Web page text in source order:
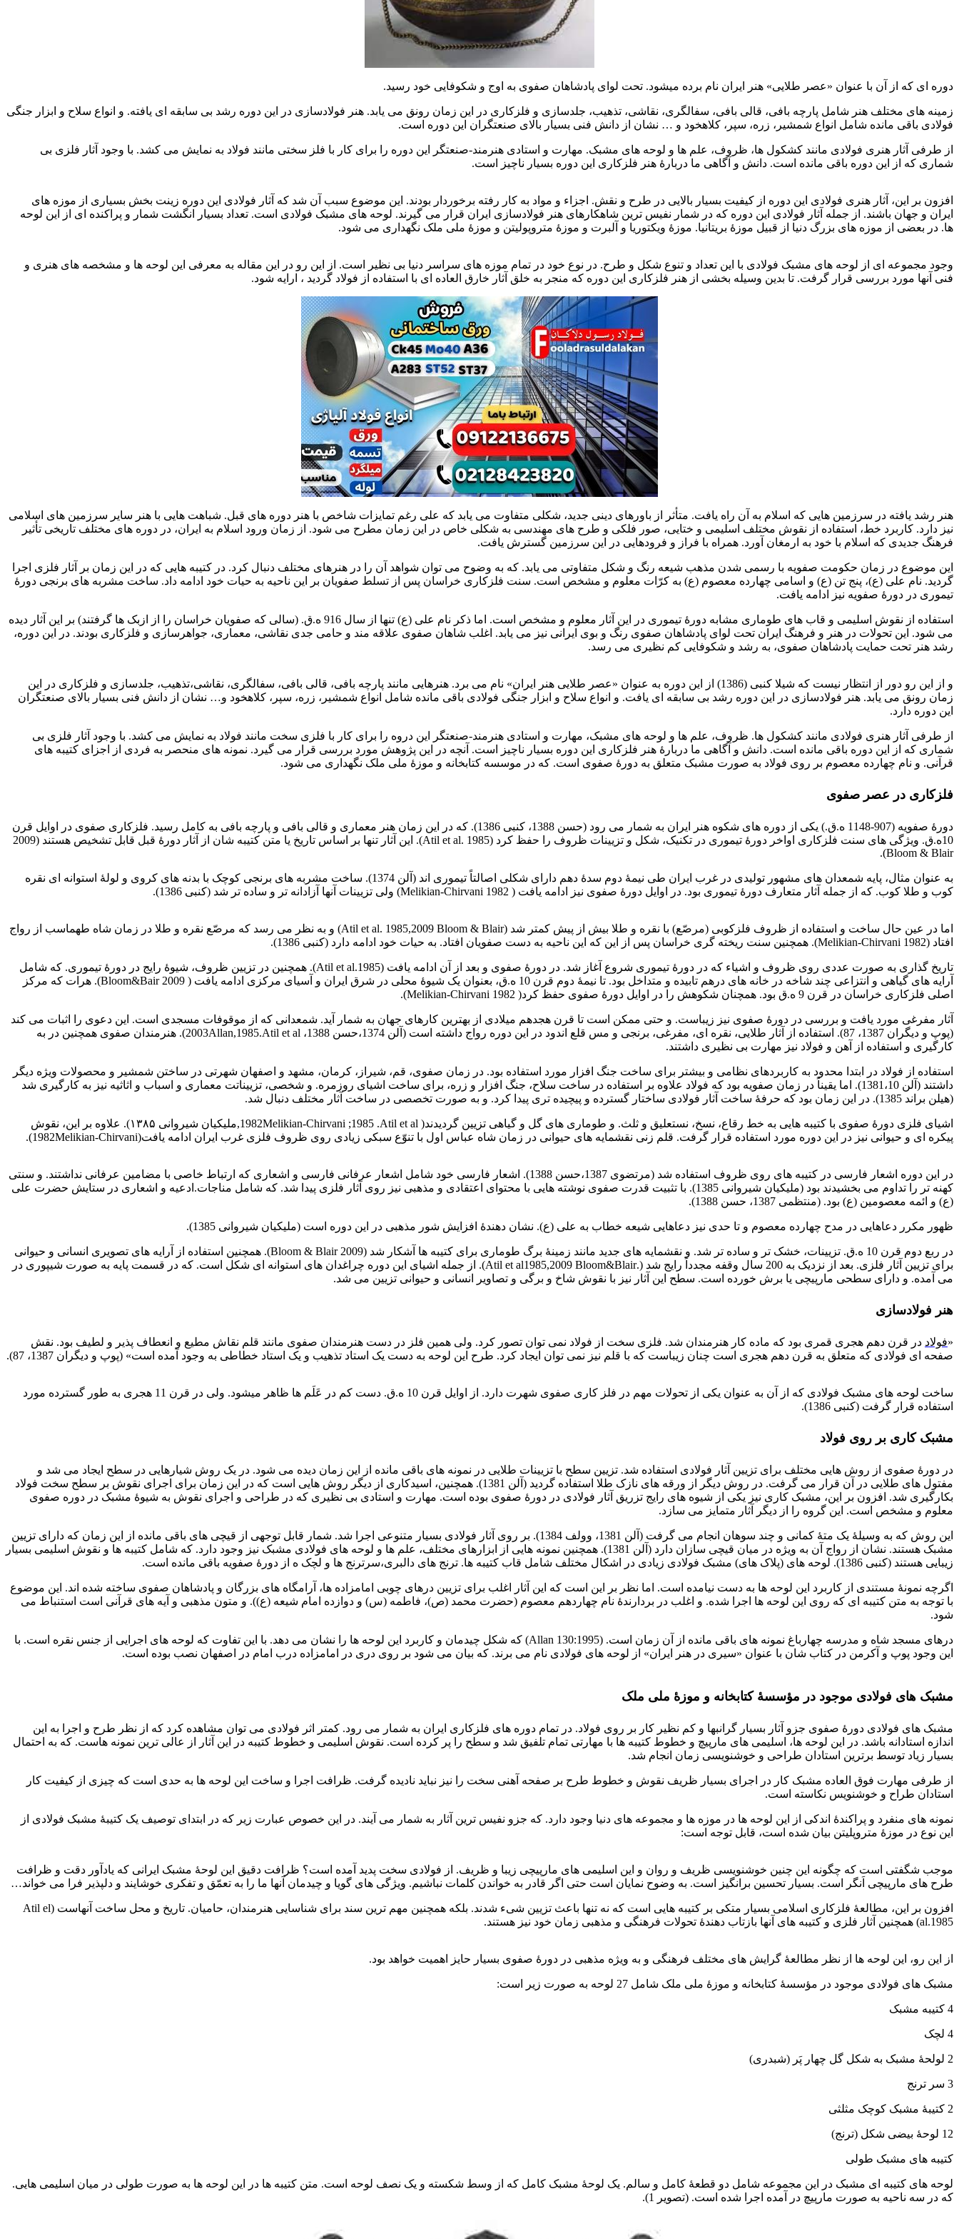
دوره ای که از آن با عنوان «عصر طلایی» هنر ایران نام برده میشود. تحت لوای پادشاهان صفوی به اوج و شکوفایی خود رسید.
زمینه های مختلف هنر شامل پارچه بافی، قالی بافی، سفالگری، نقاشی، تذهیب، جلدسازی و فلزکاری در این زمان رونق می یابد. هنر فولادسازی در این دوره رشد بی سابقه ای یافته. و انواع سلاح و ابزار جنگی
فولادی باقی مانده شامل انواع شمشیر، زره، سپر، کلاهخود و … نشان از دانش فنی بسیار بالای صنعتگران این دوره است.
از طرفی آثار هنری فولادی مانند کشکول ها، ظروف، علم ها و لوحه های مشبک. مهارت و استادی هنرمند-صنعتگر این دوره را برای کار با فلز سختی مانند فولاد به نمایش می کشد. با وجود آثار فلزی بی
شماری که از این دوره باقی مانده است. دانش و آگاهی ما دربارۀ هنر فلزکاری این دوره بسیار ناچیز است.
افزون بر این، آثار هنری فولادی این دوره از کیفیت بسیار بالایی در طرح و نقش. اجزاء و مواد به کار رفته برخوردار بودند. این موضوع سبب آن شد که آثار فولادی این دوره زینت بخش بسیاری از موزه های
ایران و جهان باشند. از جمله آثار فولادی این دوره که در شمار نفیس ترین شاهکارهای هنر فولادسازی ایران قرار می گیرند. لوحه های مشبک فولادی است. تعداد بسیار انگشت شمار و پراکنده ای از این لوحه
ها. در بعضی از موزه های بزرگ دنیا از قبیل موزۀ بریتانیا. موزۀ ویکتوریا و آلبرت و موزۀ متروپولیتن و موزۀ ملی ملک نگهداری می شود.
وجود مجموعه ای از لوحه های مشبک فولادی با این تعداد و تنوع شکل و طرح. در نوع خود در تمام موزه های سراسر دنیا بی نظیر است. از این رو در این مقاله به معرفی این لوحه ها و مشخصه های هنری و
فنی آنها مورد بررسی قرار گرفت. تا بدین وسیله بخشی از هنر فلزکاری این دوره که منجر به خلق آثار خارق العاده ای با استفاده از فولاد گردید ، ارایه شود.
هنر رشد یافته در سرزمین هایی که اسلام به آن راه یافت. متأثر از باورهای دینی جدید، شکلی متفاوت می یابد که علی رغم تمایزات شاخص با هنر دوره های قبل. شباهت هایی با هنر سایر سرزمین های اسلامی
نیز دارد. کاربرد خط، استفاده از نقوش مختلف اسلیمی و ختایی، صور فلکی و طرح های مهندسی به شکلی خاص در این زمان مطرح می شود. از زمان ورود اسلام به ایران، در دوره های مختلف تاریخی تأثیر
فرهنگ جدیدی که اسلام با خود به ارمغان آورد. همراه با فراز و فرودهایی در این سرزمین گسترش یافت.
این موضوع در زمان حکومت صفویه با رسمی شدن مذهب شیعه رنگ و شکل متفاوتی می یابد. که به وضوح می توان شواهد آن را در هنرهای مختلف دنبال کرد. در کتیبه هایی که در این زمان بر آثار فلزی اجرا
گردید. نام علی (ع)، پنج تن (ع) و اسامی چهارده معصوم (ع) به کرّات معلوم و مشخص است. سنت فلزکاری خراسان پس از تسلط صفویان بر این ناحیه به حیات خود ادامه داد. ساخت مشربه های برنجی دورۀ
تیموری در دورۀ صفویه نیز ادامه یافت.
استفاده از نقوش اسلیمی و قاب های طوماری مشابه دورۀ تیموری در این آثار معلوم و مشخص است. اما ذکر نام علی (ع) تنها از سال 916 ه.ق. (سالی که صفویان خراسان را از ازبک ها گرفتند) بر این آثار دیده
می شود. این تحولات در هنر و فرهنگ ایران تحت لوای پادشاهان صفوی رنگ و بوی ایرانی نیز می یابد. اغلب شاهان صفوی علاقه مند و حامی جدی نقاشی، معماری، جواهرسازی و فلزکاری بودند. در این دوره،
رشد هنر تحت حمایت پادشاهان صفوی، به رشد و شکوفایی کم نظیری می رسد.
و از این رو دور از انتظار نیست که شیلا کنبی (1386) از این دوره به عنوان «عصر طلایی هنر ایران» نام می برد. هنرهایی مانند پارچه بافی، قالی بافی، سفالگری، نقاشی،تذهیب، جلدسازی و فلزکاری در این
زمان رونق می یابد. هنر فولادسازی در این دوره رشد بی سابقه ای یافت. و انواع سلاح و ابزار جنگی فولادی باقی مانده شامل انواع شمشیر، زره، سپر، کلاهخود و… نشان از دانش فنی بسیار بالای صنعتگران
این دوره دارد.
از طرفی آثار هنری فولادی مانند کشکول ها. ظروف، علم ها و لوحه های مشبک، مهارت و استادی هنرمند-صنعتگر این دروه را برای کار با فلزی سخت مانند فولاد به نمایش می کشد. با وجود آثار فلزی بی
شماری که از این دوره باقی مانده است. دانش و آگاهی ما دربارۀ هنر فلزکاری این دوره بسیار ناچیز است. آنچه در این پژوهش مورد بررسی قرار می گیرد. نمونه های منحصر به فردی از اجزای کتیبه های
قرآنی. و نام چهارده معصوم بر روی فولاد به صورت مشبک متعلق به دورۀ صفوی است. که در موسسه کتابخانه و موزۀ ملی ملک نگهداری می شود.
فلزکاری در عصر صفوی
دورۀ صفویه (907-1148 ه.ق.) یکی از دوره های شکوه هنر ایران به شمار می رود (حسن 1388، کنبی 1386). که در این زمان هنر معماری و قالی بافی و پارچه بافی به کامل رسید. فلزکاری صفوی در اوایل قرن
10ه.ق. ویژگی های سنت فلزکاری اواخر دورۀ تیموری در تکنیک، شکل و تزیینات ظروف را حفظ کرد (Atil et al. 1985). این آثار تنها بر اساس تاریخ یا متن کتیبه شان از آثار دورۀ قبل قابل تشخیص هستند (2009
Bloom & Blair).
به عنوان مثال، پایه شمعدان های مشهور تولیدی در غرب ایران طی نیمۀ دوم سدۀ دهم دارای شکلی اصالتاً تیموری اند (آلن 1374). ساخت مشربه های برنجی کوچک با بدنه های کروی و لولۀ استوانه ای نقره
کوب و طلا کوب. که از جمله آثار متعارف دورۀ تیموری بود. در اوایل دورۀ صفوی نیز ادامه یافت ( 1982 Melikian-Chirvani) ولی تزیینات آنها آزادانه تر و ساده تر شد (کنبی 1386).
اما در عین حال ساخت و استفاده از ظروف فلزکوبی (مرصّع) با نقره و طلا بیش از پیش کمتر شد (Atil et al. 1985,2009 Bloom & Blair) و به نظر می رسد که مرصّع نقره و طلا در زمان شاه طهماسب از رواج
افتاد (1982 Melikian-Chirvani). همچنین سنت ریخته گری خراسان پس از این که این ناحیه به دست صفویان افتاد. به حیات خود ادامه دارد (کنبی 1386).
تاریخ گذاری به صورت عددی روی ظروف و اشیاء که در دورۀ تیموری شروع آغاز شد. در دورۀ صفوی و بعد از آن ادامه یافت (1985.Atil et al). همچنین در تزیین ظروف، شیوۀ رایج در دورۀ تیموری. که شامل
آرایه های گیاهی و انتزاعی چند شاخه در خانه های درهم تابیده و متداخل بود. تا نیمۀ دوم قرن 10 ه.ق، بعنوان یک شیوۀ محلی در شرق ایران و آسیای مرکزی ادامه یافت ( Bloom&Bair 2009). هرات که مرکز
اصلی فلزکاری خراسان در قرن 9 ه.ق بود. همچنان شکوهش را در اوایل دورۀ صفوی حفظ کرد( 1982 Melikian-Chirvani).
آثار مفرغی مورد یافت و بررسی در دورۀ صفوی نیز زیباست. و حتی ممکن است تا قرن هجدهم میلادی از بهترین کارهای جهان به شمار آید. شمعدانی که از موقوفات مسجدی است. این دعوی را اثبات می کند
(پوپ و دیگران 1387، 87). استفاده از آثار طلایی، نقره ای، مفرغی، برنجی و مس قلع اندود در این دوره رواج داشته است (آلن 1374،حسن 1388، 2003Allan,1985.Atil et al). هنرمندان صفوی همچنین در به
کارگیری و استفاده از آهن و فولاد نیز مهارت بی نظیری داشتند.
استفاده از فولاد در ابتدا محدود به کاربردهای نظامی و بیشتر برای ساخت جنگ افزار مورد استفاده بود. در زمان صفوی، قم، شیراز، کرمان، مشهد و اصفهان شهرتی در ساختن شمشیر و محصولات ویژه دیگر
داشتند (آلن 1381،10). اما یقیناً در زمان صفویه بود که فولاد علاوه بر استفاده در ساخت سلاح، جنگ افزار و زره، برای ساخت اشیای روزمره. و شخصی، تزییناتت معماری و اسباب و اثاثیه نیز به کارگیری شد
(هیلن براند 1385). در این زمان بود که حرفۀ ساخت آثار فولادی ساختار گسترده و پیچیده تری پیدا کرد. و به صورت تخصصی در ساخت آثار مختلف دنبال شد.
اشیای فلزی دورۀ صفوی با کتیبه هایی به خط رقاع، نسخ، نستعلیق و ثلث. و طوماری های گل و گیاهی تزیین گردیدند( 1982Melikian-Chirvani ;1985 .Atil et al,ملیکیان شیروانی ۱۳۸۵). علاوه بر این، نقوش
پیکره ای و حیوانی نیز در این دوره مورد استفاده قرار گرفت. قلم زنی نقشمایه های حیوانی در زمان شاه عباس اول با تنوّع سبکی زیادی روی ظروف فلزی غرب ایران ادامه یافت(1982Melikian-Chirvani).
در این دوره اشعار فارسی در کتیبه های روی ظروف استفاده شد (مرتضوی 1387،حسن 1388). اشعار فارسی خود شامل اشعار عرفانی فارسی و اشعاری که ارتباط خاصی با مضامین عرفانی نداشتند. و سنتی
کهنه تر را تداوم می بخشیدند بود (ملیکیان شیروانی 1385). با تثبیت قدرت صفوی نوشته هایی با محتوای اعتقادی و مذهبی نیز روی آثار فلزی پیدا شد. که شامل مناجات.ادعیه و اشعاری در ستایش حضرت علی
(ع) و ائمه معصومین (ع) بود. (منتظمی 1387، حسن 1388).
ظهور مکرر دعاهایی در مدح چهارده معصوم و تا حدی نیز دعاهایی شیعه خطاب به علی (ع). نشان دهندۀ افزایش شور مذهبی در این دوره است (ملیکیان شیروانی 1385).
در ربع دوم قرن 10 ه.ق. تزیینات، خشک تر و ساده تر شد. و نقشمایه های جدید مانند زمینۀ برگ طوماری برای کتیبه ها آشکار شد (2009 Bloom & Blair). همچنین استفاده از آرایه های تصویری انسانی و حیوانی
برای تزیین آثار فلزی. بعد از نزدیک به 200 سال وقفه مجدداً رایج شد (.Atil et al1985,2009 Bloom&Blair). از جمله اشیای این دوره چراغدان های استوانه ای شکل است. که در قسمت پایه به صورت شیپوری در
می آمده. و دارای سطحی مارپیچی یا برش خورده است. سطح این آثار نیز با نقوش شاخ و برگی و تصاویر انسانی و حیوانی تزیین می شد.
هنر فولادسازی
«فولاد در قرن دهم هجری قمری بود که ماده کار هنرمندان شد. فلزی سخت از فولاد نمی توان تصور کرد. ولی همین فلز در دست هنرمندان صفوی مانند قلم نقاش مطیع و انعطاف پذیر و لطیف بود. نقش
صفحه ای فولادی که متعلق به قرن دهم هجری است چنان زیباست که با قلم نیز نمی توان ایجاد کرد. طرح این لوحه به دست یک استاد تذهیب و یک استاد خطاطی به وجود آمده است» (پوپ و دیگران 1387، 87).
ساخت لوحه های مشبک فولادی که از آن به عنوان یکی از تحولات مهم در فلز کاری صفوی شهرت دارد. از اوایل قرن 10 ه.ق. دست کم در عَلَم ها ظاهر میشود. ولی در قرن 11 هجری به طور گسترده مورد
استفاده قرار گرفت (کنبی 1386).
مشبک کاری بر روی فولاد
در دورۀ صفوی از روش هایی مختلف برای تزیین آثار فولادی استفاده شد. تزیین سطح با تزیینات طلایی در نمونه های باقی مانده از این زمان دیده می شود. در یک روش شیارهایی در سطح ایجاد می شد و
مفتول های طلایی در آن قرار می گرفت. در روش دیگر از ورقه های نازک طلا استفاده گردید (آلن 1381). همچنین، اسیدکاری از دیگر روش هایی است که در این زمان برای اجرای نقوش بر سطح سخت فولاد
بکارگیری شد. افزون بر این، مشبک کاری نیز یکی از شیوه های رایج تزریق آثار فولادی در دورۀ صفوی بوده است. مهارت و استادی بی نظیری که در طراحی و اجرای نقوش به شیوۀ مشبک در دوره صفوی
معلوم و مشخص است. این گروه را از دیگر آثار متمایز می سازد.
این روش که به وسیلۀ یک متۀ کمانی و چند سوهان انجام می گرفت (آلن 1381، وولف 1384). بر روی آثار فولادی بسیار متنوعی اجرا شد. شمار قابل توجهی از قیچی های باقی مانده از این زمان که دارای تزیین
مشبک هستند. نشان از رواج آن به ویژه در میان قیچی سازان دارد (آلن 1381). همچنین نمونه هایی از ابزارهای مختلف، علم ها و لوحه های فولادی مشبک نیز وجود دارد. که شامل کتیبه ها و نقوش اسلیمی بسیار
زیبایی هستند (کنبی 1386). لوحه های (پلاک های) مشبک فولادی زیادی در اشکال مختلف شامل قاب کتیبه ها. ترنج های دالبری،سرترنج ها و لچک ه از دورۀ صفویه باقی مانده است.
اگرچه نمونۀ مستندی از کاربرد این لوحه ها به دست نیامده است. اما نظر بر این است که این آثار اغلب برای تزیین درهای چوبی امامزاده ها، آرامگاه های بزرگان و پادشاهان صفوی ساخته شده اند. این موضوع
با توجه به متن کتیبه ای که روی این لوحه ها اجرا شده. و اغلب در بردارندۀ نام چهاردهم معصوم (حضرت محمد (ص)، فاطمه (س) و دوازده امام شیعه (ع)). و متون مذهبی و آیه های قرآنی است استنباط می
شود.
درهای مسجد شاه و مدرسه چهارباغ نمونه های باقی مانده از آن زمان است. (130:1995 Allan) که شکل چیدمان و کاربرد این لوحه ها را نشان می دهد. با این تفاوت که لوحه های اجرایی از جنس نقره است. با
این وجود پوپ و آکرمن در کتاب شان با عنوان «سیری در هنر ایران» از لوحه های فولادی نام می برند. که بیان می شود بر روی دری در امامزاده درب امام در اصفهان نصب بوده است.
مشبک های فولادی موجود در مؤسسۀ کتابخانه و موزۀ ملی ملک
مشبک های فولادی دورۀ صفوی جزو آثار بسیار گرانبها و کم نظیر کار بر روی فولاد. در تمام دوره های فلزکاری ایران به شمار می رود. کمتر اثر فولادی می توان مشاهده کرد که از نظر طرح و اجرا به این
اندازه استادانه باشد. در این لوحه ها، اسلیمی های مارپیچ و خطوط کتیبه ها با مهارتی تمام تلفیق شد و سطح را پر کرده است. نقوش اسلیمی و خطوط کتیبه در این آثار از عالی ترین نمونه هاست. که به احتمال
بسیار زیاد توسط برترین استادان طراحی و خوشنویسی زمان انجام شد.
از طرفی مهارت فوق العاده مشبک کار در اجرای بسیار ظریف نقوش و خطوط طرح بر صفحه آهنی سخت را نیز نباید نادیده گرفت. ظرافت اجرا و ساخت این لوحه ها به حدی است که چیزی از کیفیت کار
استادان طراح و خوشنویس نکاسته است.
نمونه های منفرد و پراکندۀ اندکی از این لوحه ها در موزه ها و مجموعه های دنیا وجود دارد. که جزو نفیس ترین آثار به شمار می آیند. در این خصوص عبارت زیر که در ابتدای توصیف یک کتیبۀ مشبک فولادی از
این نوع در موزۀ متروپلیتن بیان شده است، قابل توجه است:
موجب شگفتی است که چگونه این چنین خوشنویسی ظریف و روان و این اسلیمی های مارپیچی زیبا و ظریف. از فولادی سخت پدید آمده است؟ ظرافت دقیق این لوحۀ مشبک ایرانی که یادآور دقت و ظرافت
طرح های مارپیچی اَنگر است. بسیار تحسین برانگیز است. به وضوح نمایان است حتی اگر قادر به خواندن کلمات نباشیم. ویژگی های گویا و چیدمان آنها ما را به تعمّق و تفکری خوشایند و دلپذیر فرا می خواند…
افزون بر این، مطالعۀ فلزکاری اسلامی بسیار متکی بر کتیبه هایی است که نه تنها باعث تزیین شیء شدند. بلکه همچنین مهم ترین سند برای شناسایی هنرمندان، حامیان. تاریخ و محل ساخت آنهاست (Atil el
al.1985) همچنین آثار فلزی و کتیبه های آنها بازتاب دهندۀ تحولات فرهنگی و مذهبی زمان خود نیز هستند.
از این رو، این لوحه ها از نظر مطالعۀ گرایش های مختلف فرهنگی و به ویژه مذهبی در دورۀ صفوی بسیار حایز اهمیت خواهد بود.
مشبک های فولادی موجود در مؤسسۀ کتابخانه و موزۀ ملی ملک شامل 27 لوحه به صورت زیر است:
4 کتیبه مشبک
4 لچک
2 لولحۀ مشبک به شکل گل چهار پَر (شبدری)
3 سر ترنج
2 کتیبۀ مشبک کوچک مثلثی
12 لوحۀ بیضی شکل (ترنج)
کتیبه های مشبک طولی
لوحه های کتیبه ای مشبک در این مجموعه شامل دو قطعۀ کامل و سالم. یک لوحۀ مشبک کامل که از وسط شکسته و یک نصف لوحه است. متن کتیبه ها در این لوحه ها به صورت طولی در میان اسلیمی هایی.
که در سه ناحیه به صورت مارپیچ در آمده اجرا شده است. (تصویر 1).